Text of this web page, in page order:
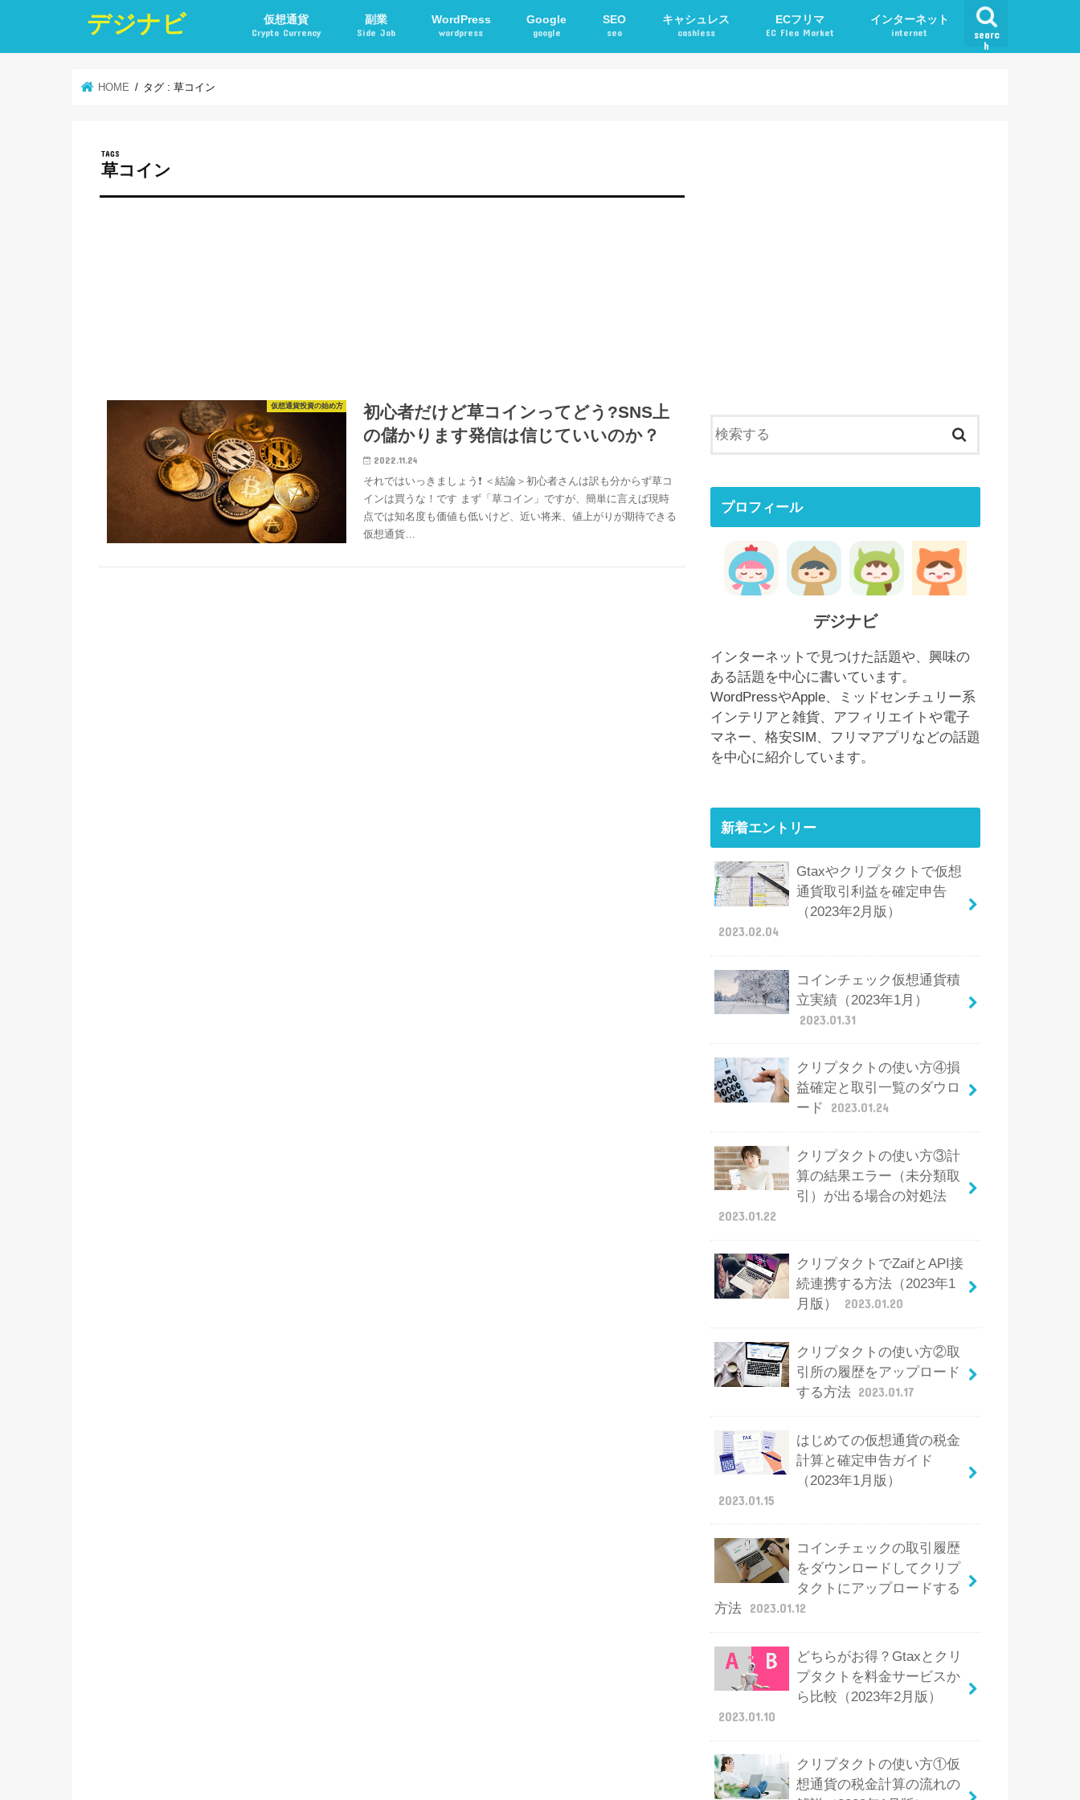
デジナビ
searc
h
仮想通貨
Crypto Currency
副業
Side Job
WordPress
wordpress
Google
google
SEO
seo
キャシュレス
cashless
ECフリマ
EC Flea Market
インターネット
internet
HOME タグ : 草コイン
草コイン
仮想通貨投資の始め方
初心者だけど草コインってどう?SNS上
の儲かります発信は信じていいのか？
2022.11.24
それではいっきましょう❗️ ＜結論＞初心者さんは訳も分からず草コ
インは買うな！です まず「草コイン」ですが、簡単に言えば現時
点では知名度も価値も低いけど、近い将来、値上がりが期待できる
仮想通貨…
プロフィール
デジナビ
インターネットで見つけた話題や、興味の
ある話題を中心に書いています。
WordPressやApple、ミッドセンチュリー系
インテリアと雑貨、アフィリエイトや電子
マネー、格安SIM、フリマアプリなどの話題
を中心に紹介しています。
新着エントリー
Gtaxやクリプタクトで仮想
通貨取引利益を確定申告
（2023年2月版）
2023.02.04
コインチェック仮想通貨積
立実績（2023年1月）
2023.01.31
クリプタクトの使い方④損
益確定と取引一覧のダウロ
ード
2023.01.24
クリプタクトの使い方③計
算の結果エラー（未分類取
引）が出る場合の対処法
2023.01.22
クリプタクトでZaifとAPI接
続連携する方法（2023年1
月版）
2023.01.20
クリプタクトの使い方②取
引所の履歴をアップロード
する方法 2023.01.17
はじめての仮想通貨の税金
計算と確定申告ガイド
（2023年1月版）
2023.01.15
コインチェックの取引履歴
をダウンロードしてクリプ
タクトにアップロードする
方法
2023.01.12
どちらがお得？Gtaxとクリ
プタクトを料金サービスか
ら比較（2023年2月版）
2023.01.10
クリプタクトの使い方①仮
想通貨の税金計算の流れの